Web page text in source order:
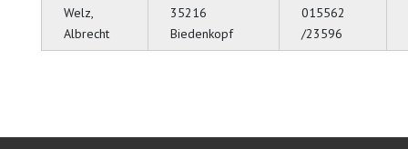
Welz,
Albrecht
35216
Biedenkopf
015562
/23596